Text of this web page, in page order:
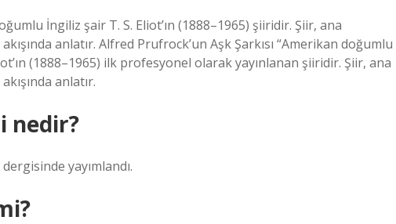
İngiliz şair T. S. Eliot’ın (1888–1965) şiiridir. Şiir, ana
anlatır. Alfred Prufrock’un Aşk Şarkısı “Amerikan doğumlu
(1888–1965) ilk profesyonel olarak yayınlanan şiiridir. Şiir, ana
anlatır.
nedir?
yayımlandı.